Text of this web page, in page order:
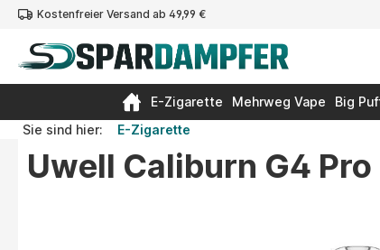
Zur Hauptnavigation springen
Kostenfreier Versand ab 49,99 €
E-Zigarette Mehrweg Vape Big
Sie sind hier:
E-Zigarette
Uwell Caliburn G4